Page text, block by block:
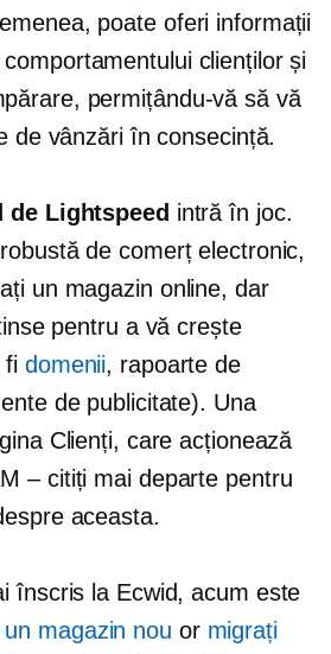
poate oferi informații
clienților și
permițându-vă să vă
de vânzări în consecință.
de Lightspeed intră în joc.
de comerț electronic,
un magazin online, dar
pentru a vă crește
fi domenii, rapoarte de
de publicitate). Una
Clienți, care acționează
– citiți mai departe pentru
aceasta.
înscris la Ecwid, acum este
magazin nou or migrați